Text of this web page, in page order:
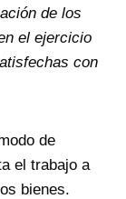
de los
el ejercicio
con
de
el trabajo a
bienes.